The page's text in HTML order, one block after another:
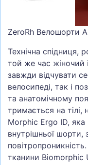
ZeroRh Велошорти
Технічна спідниця,
той же час жіночий
завжди відчувати
велосипеді, так і
та анатомічному
тримається на тілі,
Morphic Ergo ID,
внутрішньої шорти,
повітропроникність.
тканини Biomorphic